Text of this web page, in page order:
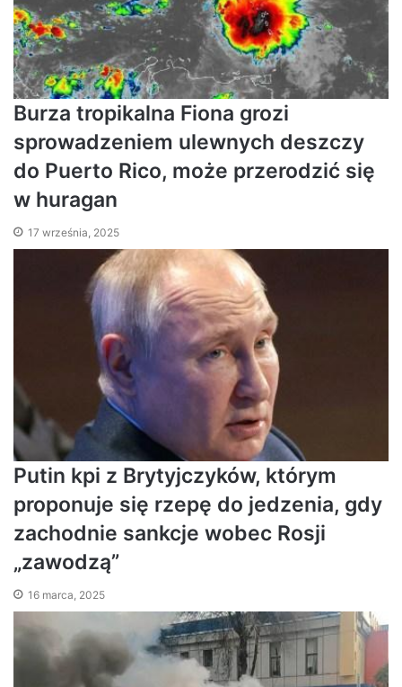
Burza tropikalna Fiona grozi
sprowadzeniem ulewnych deszczy
do Puerto Rico, może przerodzić się
w huragan
17 września, 2025
Putin kpi z Brytyjczyków, którym
proponuje się rzepę do jedzenia, gdy
zachodnie sankcje wobec Rosji
„zawodzą”
16 marca, 2025